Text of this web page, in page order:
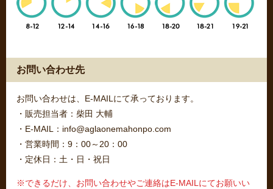
お問い合わせ先
お問い合わせは、E-MAILにて承っております。
・販売担当者：柴田 大輔
・E-MAIL：info@aglaonemahonpo.com
・営業時間：9：00～20：00
・定休日：土・日・祝日
※できるだけ、お問い合わせやご連絡はE-MAILにてお願いい